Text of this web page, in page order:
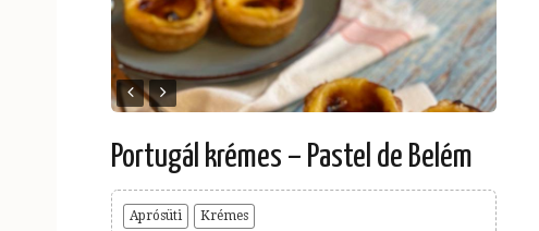
Portugál krémes – Pastel de Belém
Aprósüti Krémes